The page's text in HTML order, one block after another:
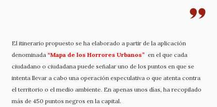
El itinerario propuesto se ha elaborado a partir de la aplicación
denominada “Mapa de los Horrores Urbanos” en el que cada
ciudadano o ciudadana puede señalar uno de los puntos en que se
intenta llevar a cabo una operación especulativa o que atenta contra
el territorio o el medio ambiente. En apenas unos días, ha recopilado
más de 450 puntos negros en la capital.